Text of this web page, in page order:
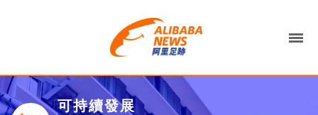
可持續發展